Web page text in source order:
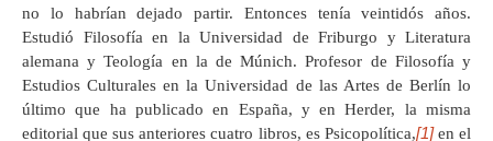
no lo habrían dejado partir. Entonces tenía veintidós años.
Estudió Filosofía en la Universidad de Friburgo y Literatura
alemana y Teología en la de Múnich. Profesor de Filosofía y
Estudios Culturales en la Universidad de las Artes de Berlín lo
último que ha publicado en España, y en Herder, la misma
editorial que sus anteriores cuatro libros, es Psicopolítica,[1]en el